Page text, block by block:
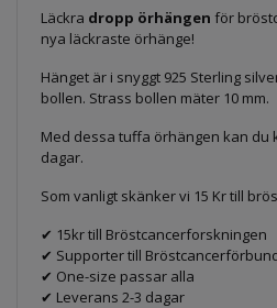
Läckra dropp örhängen för
nya läckraste örhänge!
Hänget är i snyggt 925 Sterling
bollen. Strass bollen mäter 10 mm.
Med dessa tuffa örhängen kan du
dagar.
Som vanligt skänker vi 15 Kr till
✔ 15kr till Bröstcancerforskningen
✔ Supporter till
✔ One-size passar alla
✔ Leverans 2-3 dagar